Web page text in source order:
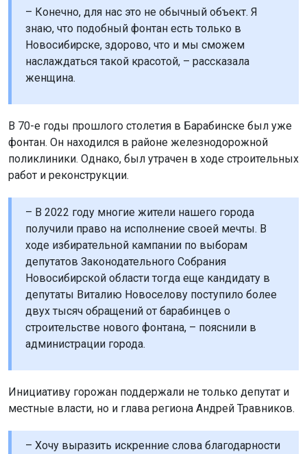
– Конечно, для нас это не обычный объект. Я
знаю, что подобный фонтан есть только в
Новосибирске, здорово, что и мы сможем
наслаждаться такой красотой, – рассказала
женщина.
В 70-е годы прошлого столетия в Барабинске был уже
фонтан. Он находился в районе железнодорожной
поликлиники. Однако, был утрачен в ходе строительных
работ и реконструкции.
– В 2022 году многие жители нашего города
получили право на исполнение своей мечты. В
ходе избирательной кампании по выборам
депутатов Законодательного Собрания
Новосибирской области тогда еще кандидату в
депутаты Виталию Новоселову поступило более
двух тысяч обращений от барабинцев о
строительстве нового фонтана, – пояснили в
администрации города.
Инициативу горожан поддержали не только депутат и
местные власти, но и глава региона Андрей Травников.
– Хочу выразить искренние слова благодарности